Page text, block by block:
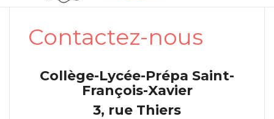
Contactez-nous
Collège-Lycée-Prépa Saint-
François-Xavier
3, rue Thiers